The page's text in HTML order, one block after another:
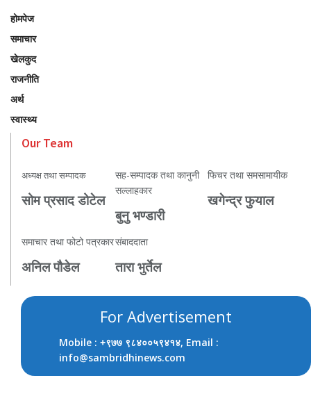
होमपेज
समाचार
खेलकुद
राजनीति
अर्थ
स्वास्थ्य
Our Team
अध्यक्ष तथा सम्पादक
सोम प्रसाद डोटेल
सह-सम्पादक तथा कानुनी
सल्लाहकार
बुनु भण्डारी
फिचर तथा समसामायीक
खगेन्द्र फुयाल
समाचार तथा फोटो पत्रकार
अनिल पौडेल
संबाददाता
तारा भुर्तेल
For Advertisement
Mobile : +९७७ ९८४००५९४१४, Email :
info@sambridhinews.com